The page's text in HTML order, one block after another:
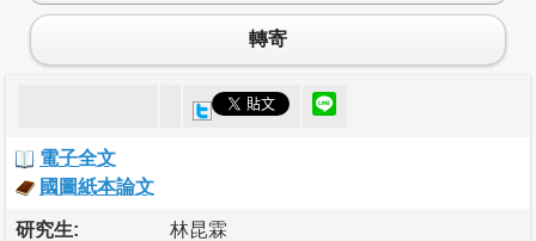
轉寄
電子全文
國圖紙本論文
研究生: 林昆霖